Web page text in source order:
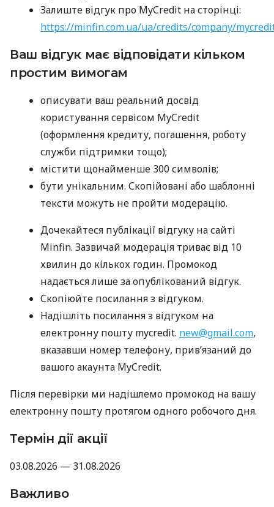
Залиште відгук про MyCredit на сторінці:
https://minfin.com.ua/ua/credits/company/
Ваш відгук має відповідати кільком
простим вимогам
описувати ваш реальний досвід
користування сервісом MyCredit
(оформлення кредиту, погашення, роботу
служби підтримки тощо);
містити щонайменше 300 символів;
бути унікальним. Скопійовані або шаблонні
тексти можуть не пройти модерацію.
Дочекайтеся публікації відгуку на сайті
Minfin. Зазвичай модерація триває від 10
хвилин до кількох годин. Промокод
надається лише за опублікований відгук.
Скопіюйте посилання з відгуком.
Надішліть посилання з відгуком на
електронну пошту mycredit. new@gmail.com,
вказавши номер телефону, прив’язаний до
вашого акаунта MyCredit.
Після перевірки ми надішлемо промокод на вашу
електронну пошту протягом одного робочого дня.
Термін дії акції
03.08.2026 — 31.08.2026
Важливо